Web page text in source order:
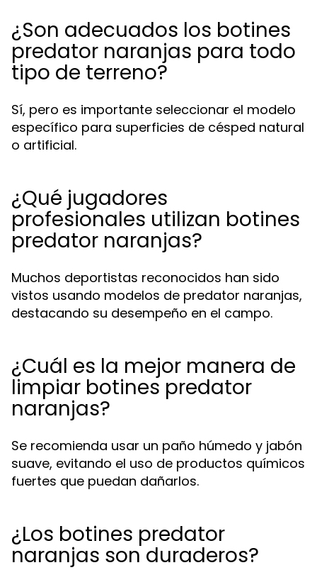
¿Son adecuados los botines
predator naranjas para todo
tipo de terreno?
Sí, pero es importante seleccionar el modelo
específico para superficies de césped natural
o artificial.
¿Qué jugadores
profesionales utilizan botines
predator naranjas?
Muchos deportistas reconocidos han sido
vistos usando modelos de predator naranjas,
destacando su desempeño en el campo.
¿Cuál es la mejor manera de
limpiar botines predator
naranjas?
Se recomienda usar un paño húmedo y jabón
suave, evitando el uso de productos químicos
fuertes que puedan dañarlos.
¿Los botines predator
naranjas son duraderos?